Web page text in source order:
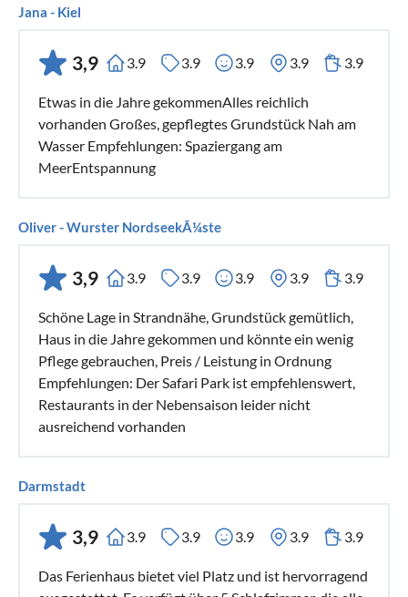
Jana - Kiel
3,9 3.9 3.9 3.9 3.9 3.9
Etwas in die Jahre gekommenAlles reichlich
vorhanden Großes, gepflegtes Grundstück Nah am
Wasser Empfehlungen: Spaziergang am
MeerEntspannung
Oliver - Wurster NordseekÃ¼ste
3,9 3.9 3.9 3.9 3.9 3.9
Schöne Lage in Strandnähe, Grundstück gemütlich,
Haus in die Jahre gekommen und könnte ein wenig
Pflege gebrauchen, Preis / Leistung in Ordnung
Empfehlungen: Der Safari Park ist empfehlenswert,
Restaurants in der Nebensaison leider nicht
ausreichend vorhanden
Darmstadt
3,9 3.9 3.9 3.9 3.9 3.9
Das Ferienhaus bietet viel Platz und ist hervorragend